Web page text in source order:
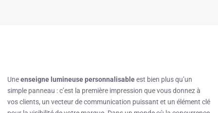
Uneenseigne lumineuse personnalisableest bien plus qu’un
simple panneau : c’est la première impression que vous donnez à
vos clients, un vecteur de communication puissant et un élément clé